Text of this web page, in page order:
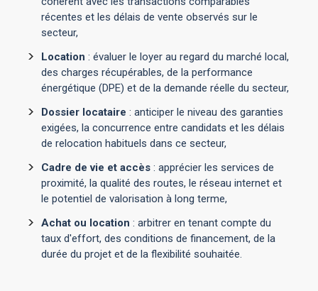
récentes et les délais de vente observés sur le
secteur,
Location : évaluer le loyer au regard du marché local,
des charges récupérables, de la performance
énergétique (DPE) et de la demande réelle du secteur,
Dossier locataire : anticiper le niveau des garanties
exigées, la concurrence entre candidats et les délais
de relocation habituels dans ce secteur,
Cadre de vie et accès : apprécier les services de
proximité, la qualité des routes, le réseau internet et
le potentiel de valorisation à long terme,
Achat ou location : arbitrer en tenant compte du
taux d'effort, des conditions de financement, de la
durée du projet et de la flexibilité souhaitée.